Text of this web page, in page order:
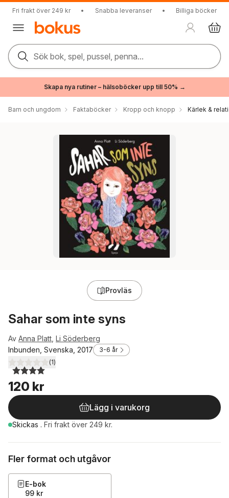
Fri frakt över 249 kr • Snabba leveranser • Billiga böcker
Sök bok, spel, pussel, penna...
Skapa nya rutiner – hälsoböcker upp till 50% →
Barn och ungdom Faktaböcker Kropp och knopp Kärlek &
Provläs
Sahar som inte syns
Av Anna Platt Li Söderberg
Inbunden, Svenska, 2017
3-6 år
4,0utav 5 stjärnor. Totalt antal röster:
(1)
120 kr
Lägg i varukorg
Skickas . Fri frakt över 249 kr.
Fler format och utgåvor
E-bok
99 kr